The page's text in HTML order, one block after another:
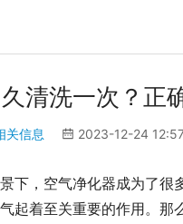
清洗一次？正
关信息 2023-12-24
下，空气净化器成为了很
起着至关重要的作用。那